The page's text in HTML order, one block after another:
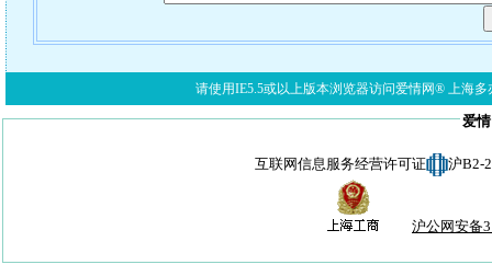
请使用IE5.5或以上版本浏览器访问爱情网® 上海多
爱
互联网信息服务经营许可证 沪B2-
沪公网安备